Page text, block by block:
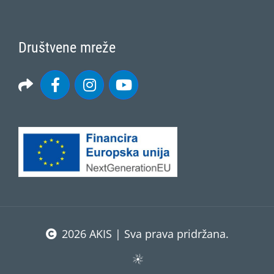
Društvene mreže
2026 AKIS | Sva prava pridržana.